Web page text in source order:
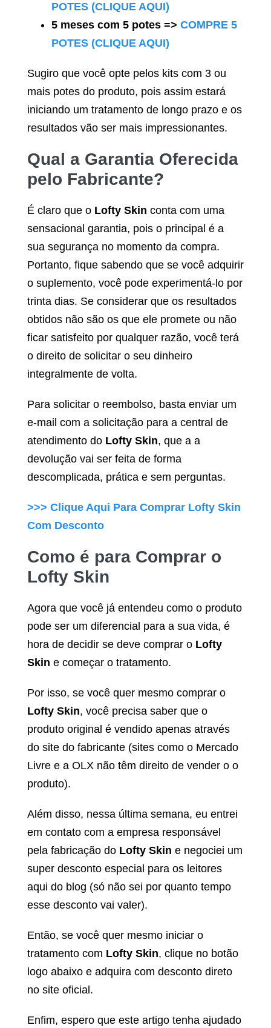
POTES (CLIQUE AQUI)
5 meses com 5 potes => COMPRE 5
POTES (CLIQUE AQUI)
Sugiro que você opte pelos kits com 3 ou
mais potes do produto, pois assim estará
iniciando um tratamento de longo prazo e os
resultados vão ser mais impressionantes.
Qual a Garantia Oferecida
pelo Fabricante?
É claro que o Lofty Skin conta com uma
sensacional garantia, pois o principal é a
sua segurança no momento da compra.
Portanto, fique sabendo que se você adquirir
o suplemento, você pode experimentá-lo por
trinta dias. Se considerar que os resultados
obtidos não são os que ele promete ou não
ficar satisfeito por qualquer razão, você terá
o direito de solicitar o seu dinheiro
integralmente de volta.
Para solicitar o reembolso, basta enviar um
e-mail com a solicitação para a central de
atendimento do Lofty Skin, que a a
devolução vai ser feita de forma
descomplicada, prática e sem perguntas.
>>> Clique Aqui Para Comprar Lofty Skin
Com Desconto
Como é para Comprar o
Lofty Skin
Agora que você já entendeu como o produto
pode ser um diferencial para a sua vida, é
hora de decidir se deve comprar o Lofty
Skin e começar o tratamento.
Por isso, se você quer mesmo comprar o
Lofty Skin, você precisa saber que o
produto original é vendido apenas através
do site do fabricante (sites como o Mercado
Livre e a OLX não têm direito de vender o o
produto).
Além disso, nessa última semana, eu entrei
em contato com a empresa responsável
pela fabricação do Lofty Skin e negociei um
super desconto especial para os leitores
aqui do blog (só não sei por quanto tempo
esse desconto vai valer).
Então, se você quer mesmo iniciar o
tratamento com Lofty Skin, clique no botão
logo abaixo e adquira com desconto direto
no site oficial.
Enfim, espero que este artigo tenha ajudado